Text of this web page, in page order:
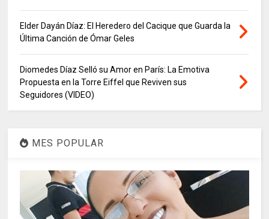
Elder Dayán Díaz: El Heredero del Cacique que Guarda la
Última Canción de Ómar Geles
Diomedes Díaz Selló su Amor en París: La Emotiva
Propuesta en la Torre Eiffel que Reviven sus
Seguidores (VIDEO)
MES POPULAR